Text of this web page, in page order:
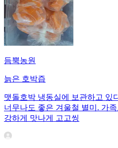
듬뿍농원
늙은 호박즙
맷돌호박 냉동실에 보관하고 있
너무나도 좋은 겨울철 별미. 가
강하게 맛나게 고고씽